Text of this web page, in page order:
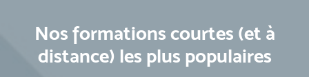
Nos formations courtes (et à
distance) les plus populaires